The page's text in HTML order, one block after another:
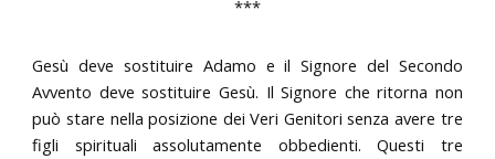
***
Gesù deve sostituire Adamo e il Signore del Secondo
Avvento deve sostituire Gesù. Il Signore che ritorna non
può stare nella posizione dei Veri Genitori senza avere tre
figli spirituali assolutamente obbedienti. Questi tre